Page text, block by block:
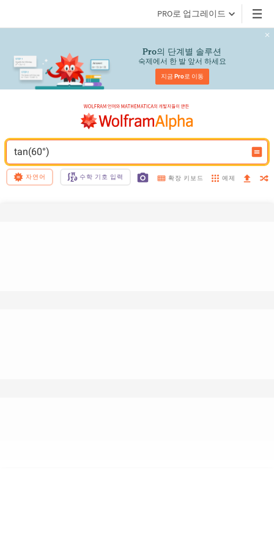
PRO로 업그레이드
Pro의 단계별 솔루션
숙제에서 한 발 앞서 하세요
지금 Pro로 이동
tan(60°)
자연어 수학 기호 입력 확장 키보드 예제